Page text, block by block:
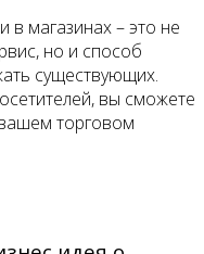
в магазинах – это не
но и способ
существующих.
вы сможете
торговом